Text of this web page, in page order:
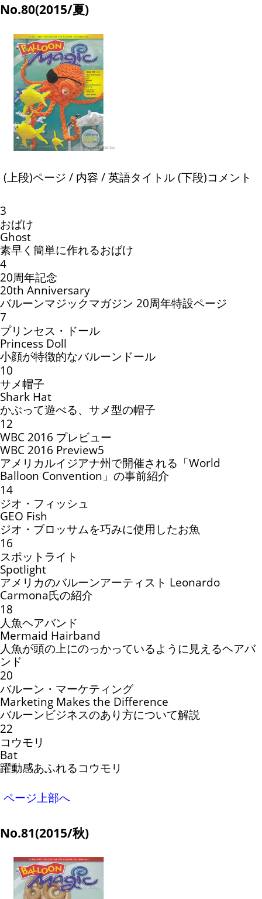
No.80(2015/夏)
(上段)ページ / 内容 / 英語タイトル (下段)コメント
3
おばけ
Ghost
素早く簡単に作れるおばけ
4
20周年記念
20th Anniversary
バルーンマジックマガジン 20周年特設ページ
7
プリンセス・ドール
Princess Doll
小顔が特徴的なバルーンドール
10
サメ帽子
Shark Hat
かぶって遊べる、サメ型の帽子
12
WBC 2016 プレビュー
WBC 2016 Preview5
アメリカルイジアナ州で開催される「World
Balloon Convention」の事前紹介
14
ジオ・フィッシュ
GEO Fish
ジオ・ブロッサムを巧みに使用したお魚
16
スポットライト
Spotlight
アメリカのバルーンアーティスト Leonardo
Carmona氏の紹介
18
人魚ヘアバンド
Mermaid Hairband
人魚が頭の上にのっかっているように見えるヘアバ
ンド
20
バルーン・マーケティング
Marketing Makes the Difference
バルーンビジネスのあり方について解説
22
コウモリ
Bat
躍動感あふれるコウモリ
ページ上部へ
No.81(2015/秋)